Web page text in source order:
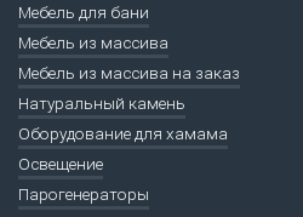
Мебель для бани
Мебель из массива
Мебель из массива на заказ
Натуральный камень
Оборудование для хамама
Освещение
Парогенераторы